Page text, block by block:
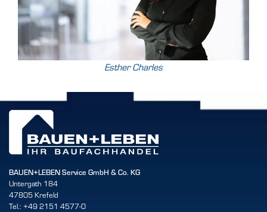
Esther Charles
BAUEN+LEBEN Service GmbH & Co. KG
Untergath 184
47805 Krefeld
Tel.: +49 2151 4577-0